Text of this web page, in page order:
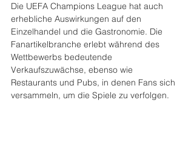
Die UEFA Champions League hat auch
erhebliche Auswirkungen auf den
Einzelhandel und die Gastronomie. Die
Fanartikelbranche erlebt während des
Wettbewerbs bedeutende
Verkaufszuwächse, ebenso wie
Restaurants und Pubs, in denen Fans sich
versammeln, um die Spiele zu verfolgen.